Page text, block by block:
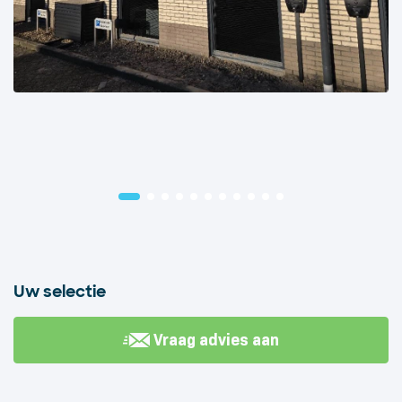
Vraag advies aan
Uw selectie